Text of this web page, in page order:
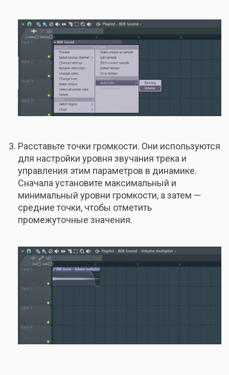
Расставьте точки громкости. Они используются
для настройки уровня звучания трека и
управления этим параметров в динамике.
Сначала установите максимальный и
минимальный уровни громкости, а затем —
средние точки, чтобы отметить
промежуточные значения.